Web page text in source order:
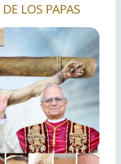
LOS PAPAS